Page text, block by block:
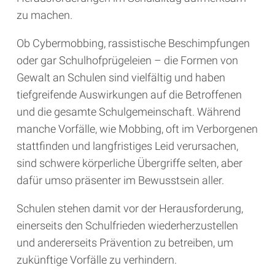
zu machen.
Ob Cybermobbing, rassistische Beschimpfungen
oder gar Schulhofprügeleien – die Formen von
Gewalt an Schulen sind vielfältig und haben
tiefgreifende Auswirkungen auf die Betroffenen
und die gesamte Schulgemeinschaft. Während
manche Vorfälle, wie Mobbing, oft im Verborgenen
stattfinden und langfristiges Leid verursachen,
sind schwere körperliche Übergriffe selten, aber
dafür umso präsenter im Bewusstsein aller.
Schulen stehen damit vor der Herausforderung,
einerseits den Schulfrieden wiederherzustellen
und andererseits Prävention zu betreiben, um
zukünftige Vorfälle zu verhindern.